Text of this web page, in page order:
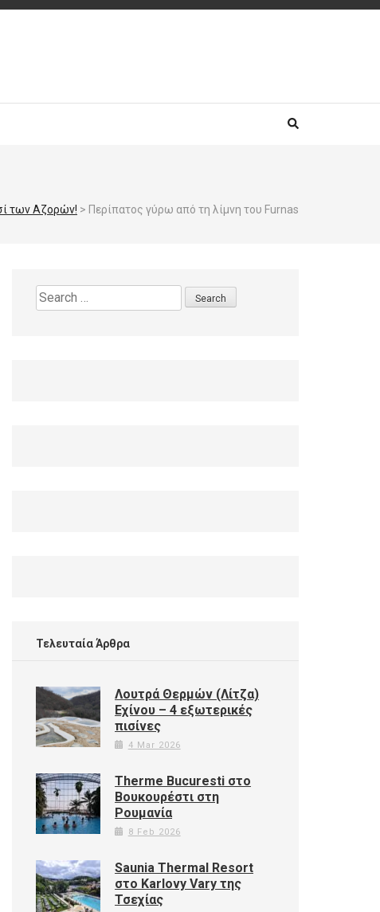
των Αζορών! > Περίπατος γύρω από τη λίμνη του Furnas
Search
for:
Τελευταία Άρθρα
Λουτρά Θερμών (Λίτζα)
Εχίνου – 4 εξωτερικές
πισίνες
4 Mar 2026
Therme Bucuresti στο
Βουκουρέστι στη
Ρουμανία
8 Feb 2026
Saunia Thermal Resort
στο Karlovy Vary της
Τσεχίας